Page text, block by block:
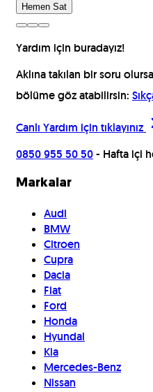
Hemen Sat
Yardım için buradayız!
Aklına takılan bir soru
bölüme göz atabilirsin:
Canlı Yardım için tıklayınız
0850 955 50 50- Hafta içi
Markalar
Audi
BMW
Citroen
Cupra
Dacia
Fiat
Ford
Honda
Hyundai
Kia
Mercedes-Benz
Nissan